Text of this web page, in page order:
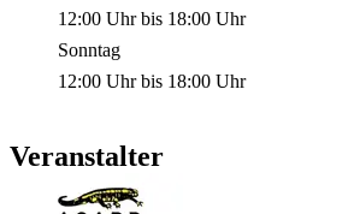
12:00 Uhrbis 18:00 Uhr
Sonntag
12:00 Uhrbis 18:00 Uhr
Veranstalter